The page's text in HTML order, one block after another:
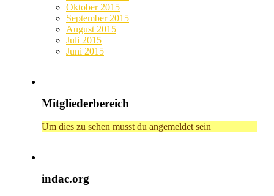
Oktober 2015
September 2015
August 2015
Juli 2015
Juni 2015
Mitgliederbereich
Um dies zu sehen musst du angemeldet sein
indac.org